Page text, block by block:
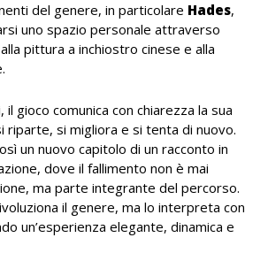
del genere, in particolare Hades,
uno spazio personale attraverso
pittura a inchiostro cinese e alla
il gioco comunica con chiarezza la sua
riparte, si migliora e si tenta di nuovo.
un nuovo capitolo di un racconto in
dove il fallimento non è mai
ma parte integrante del percorso.
il genere, ma lo interpreta con
un’esperienza elegante, dinamica e